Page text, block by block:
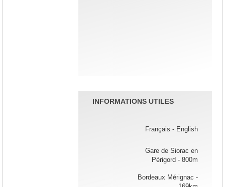
INFORMATIONS UTILES
Français - English
Gare de Siorac en
Périgord - 800m
Bordeaux Mérignac -